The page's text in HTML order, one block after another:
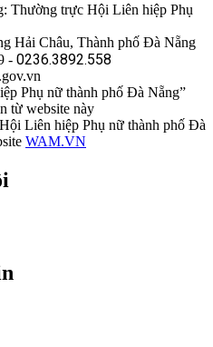
Thường trực Hội Liên hiệp Phụ
Hải Châu, Thành phố Đà Nẵng
- 0236.3892.558
Phụ nữ thành phố Đà Nẵng”
từ website này
Liên hiệp Phụ nữ thành phố Đà
WAM.VN